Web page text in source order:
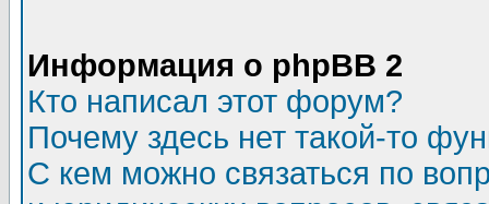
Информация о phpBB 2
Кто написал этот форум?
Почему здесь нет такой-то
С кем можно связаться по